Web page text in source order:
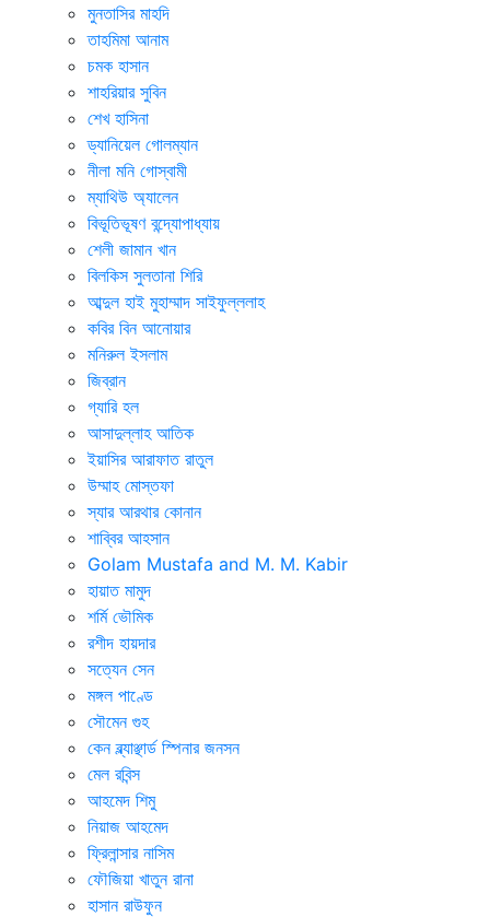
মুনতাসির মাহদি
তাহমিমা আনাম
চমক হাসান
শাহরিয়ার সুবিন
শেখ হাসিনা
ড্যানিয়েল গোলম্যান
নীলা মনি গোস্বামী
ম্যাথিউ অ্যালেন
বিভূতিভূষণ বন্দ্যোপাধ্যায়
শেলী জামান খান
বিলকিস সুলতানা শিরি
আব্দুল হাই মুহাম্মাদ সাইফুল্ললাহ
কবির বিন আনোয়ার
মনিরুল ইসলাম
জিব্রান
গ্যারি হল
আসাদুল্লাহ আতিক
ইয়াসির আরাফাত রাতুল
উম্মাহ মোস্তফা
স্যার আরথার কোনান
শাব্বির আহসান
Golam Mustafa and M. M. Kabir
হায়াত মামুদ
শর্মি ভৌমিক
রশীদ হায়দার
সত্যেন সেন
মঙ্গল পাণ্ডে
সৌমেন গুহ
কেন ব্ল্যাঞ্ছার্ড স্পিনার জনসন
মেল রবিন্স
আহমেদ শিমু
নিয়াজ আহমেদ
ফ্রিলান্সার নাসিম
ফৌজিয়া খাতুন রানা
হাসান রাউফুন